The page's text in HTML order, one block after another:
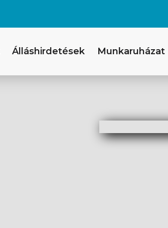
Álláshirdetések Munkaruházat